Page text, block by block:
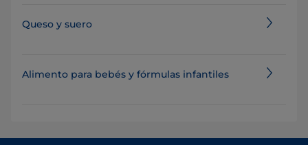
Queso y suero
Alimento para bebés y fórmulas infantiles